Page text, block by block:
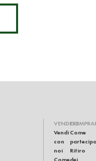
VENDERE
Vendi
con
noi
Come
Come
Ritiro
dei